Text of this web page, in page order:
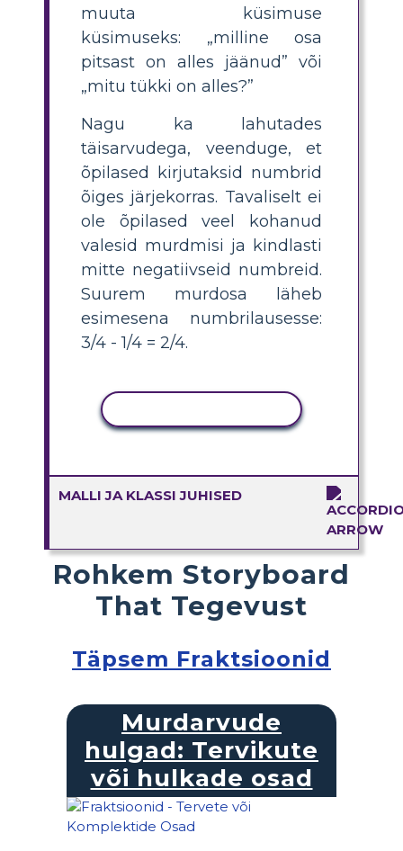
muuta küsimuse
küsimuseks: „milline osa
pitsast on alles jäänud” või
„mitu tükki on alles?”
Nagu ka lahutades
täisarvudega, veenduge, et
õpilased kirjutaksid numbrid
õiges järjekorras. Tavaliselt ei
ole õpilased veel kohanud
valesid murdmisi ja kindlasti
mitte negatiivseid numbreid.
Suurem murdosa läheb
esimesena numbrilausesse:
3/4 - 1/4 = 2/4.
MALLI JA KLASSI JUHISED
Rohkem Storyboard
That Tegevust
Täpsem Fraktsioonid
Murdarvude
hulgad: Tervikute
või hulkade osad